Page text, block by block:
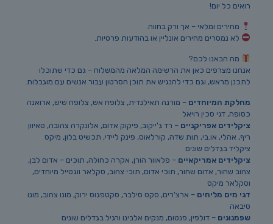
רואים כל יום!
מחירים ומלאי – אך ורק בחווה.
לא נמסרים מחירים אונליין או בהודעות פרטיות.
מה הבאנו לכם?
אנחנו מצרפים כאן את הרשימה המלאה מהמשלוח – גם כדי שתוכלו
לתכנן מראש, וגם כדי להנגיש את תוכן הסרטון עבור אנשים עם מוגבלות.
מחלקת המיוחדים – מורנה תאילנדית, צלופח אש, צלופח שיש, ארואנה
כסופה, דגי סכין רויאל
ציקלידים אפריקניים – רד ג'ייקוב, פיקוק אדום, אלונקרה צהובה, טאיוון
ריף, אהלי, או.בי, תות שדה, קורלאוס, פינק ליידי, תכשיט בלון, מיקס
ציקליד בגדלים שונים
ציקלידים אמריקאיים – פלאוור הורן, אקרה כחולה, תוכים – אדום לבן,
צהוב שחור, אדום שחור, תוכי אדום, תוכי צהוב, סקלאר ווגטייל מיוחדים,
וסקלאר מיקס
דגי מים מליחים – ארצ'רים, סקט סילבר, סקטפגוס ירוק, מונו צהוב, מונו
סיבאה
שפמנונים – דולפין, פנטום, מנקים אלבינו ורגיל בגדלים שונים